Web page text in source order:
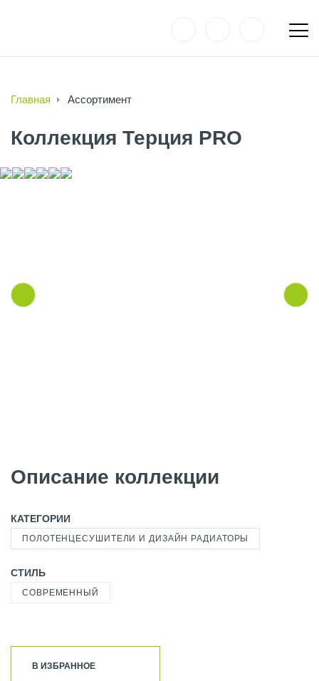
Главная Ассортимент
Коллекция Терция PRO
Описание коллекции
КАТЕГОРИИ
ПОЛОТЕНЦЕСУШИТЕЛИ И ДИЗАЙН РАДИАТОРЫ
СТИЛЬ
СОВРЕМЕННЫЙ
В ИЗБРАННОЕ